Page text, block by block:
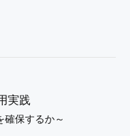
実践
確保するか～